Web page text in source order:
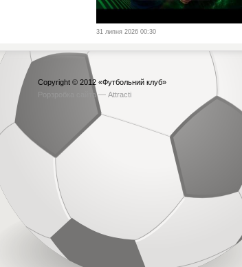
31 липня 2026 00:30
Copyright © 2012 «Футбольний клуб»
Рорзробка сайта — Attracti